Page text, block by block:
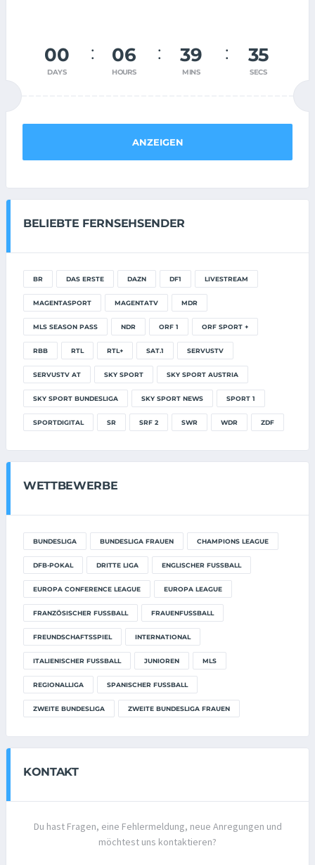
00
DAYS
06
HOURS
39
MINS
35
SECS
ANZEIGEN
BELIEBTE FERNSEHSENDER
BR DAS ERSTE DAZN DF1 LIVESTREAM
MAGENTASPORT MAGENTATV MDR
MLS SEASON PASS NDR ORF 1 ORF SPORT +
RBB RTL RTL+ SAT.1 SERVUSTV
SERVUSTV AT SKY SPORT SKY SPORT AUSTRIA
SKY SPORT BUNDESLIGA SKY SPORT NEWS SPORT 1
SPORTDIGITAL SR SRF 2 SWR WDR ZDF
WETTBEWERBE
BUNDESLIGA BUNDESLIGA FRAUEN CHAMPIONS LEAGUE
DFB-POKAL DRITTE LIGA ENGLISCHER FUSSBALL
EUROPA CONFERENCE LEAGUE EUROPA LEAGUE
FRANZÖSISCHER FUSSBALL FRAUENFUSSBALL
FREUNDSCHAFTSSPIEL INTERNATIONAL
ITALIENISCHER FUSSBALL JUNIOREN MLS
REGIONALLIGA SPANISCHER FUSSBALL
ZWEITE BUNDESLIGA ZWEITE BUNDESLIGA FRAUEN
KONTAKT
Du hast Fragen, eine Fehlermeldung, neue Anregungen und
möchtest uns kontaktieren?